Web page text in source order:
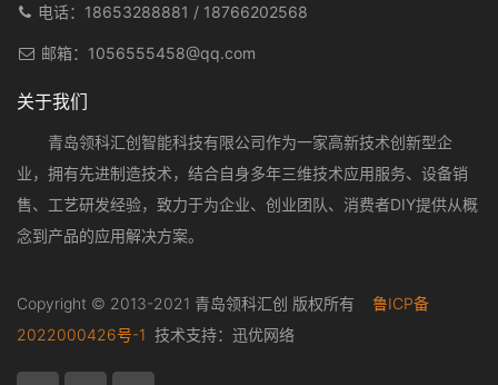
电话： 18653288881 / 18766202568
邮箱： 1056555458@qq.com
关于我们
青岛领科汇创智能科技有限公司作为一家高新技术创新型企
业，拥有先进制造技术，结合自身多年三维技术应用服务、设备销
售、工艺研发经验，致力于为企业、创业团队、消费者DIY提供从概
念到产品的应用解决方案。
Copyright © 2013-2021 青岛领科汇创 版权所有 鲁ICP备
2022000426号-1 技术支持： 迅优网络